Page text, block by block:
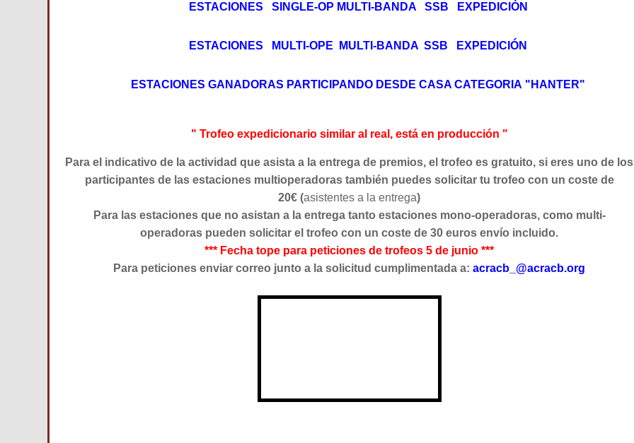
ESTACIONES SINGLE-OP MULTI-BANDA SSB EXPEDICIÓN
ESTACIONES MULTI-OPE MULTI-BANDA SSB EXPEDICIÓN
ESTACIONES GANADORAS PARTICIPANDO DESDE CASA CATEGORIA "HANTER"
" Trofeo expedicionario similar al real, está en producción "
Para el indicativo de la actividad que asista a la entrega de premios, el trofeo es gratuito, si eres uno de los
participantes de las estaciones multioperadoras también puedes solicitar tu trofeo con un coste de
20€ (asistentes a la entrega)
Para las estaciones que no asistan a la entrega tanto estaciones mono-operadoras, como multi-
operadoras pueden solicitar el trofeo con un coste de 30 euros envío incluido.
*** Fecha tope para peticiones de trofeos 5 de junio ***
Para peticiones enviar correo junto a la solicitud cumplimentada a:acracb_@acracb.org